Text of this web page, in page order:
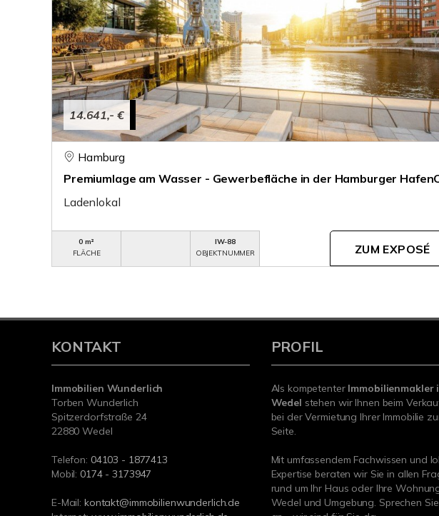
14.641,- €
Hamburg
Premiumlage am Wasser - Gewerbefläche in der Hamburger
Ladenlokal
0 m²
FLÄCHE
IW-88
OBJEKTNUMMER
ZUM EXPOSÉ
KONTAKT
Immobilien Wunderlich
Torben Wunderlich
Spitzerdorfstraße 24
22880 Wedel
Telefon: 04103 - 1877413
Mobil: 0174 - 3173947
E-Mail: kontakt@immobilienwunderlich.de
PROFIL
Als kompetenter Immobilienmakler
Wedel stehen wir Ihnen beim
bei der Vermietung Ihrer Immobilie
Seite.
Mit umfassendem Fachwissen und
Expertise beraten wir Sie in allen
rund um Ihr Haus oder Ihre
Wedel und Umgebung. Sprechen